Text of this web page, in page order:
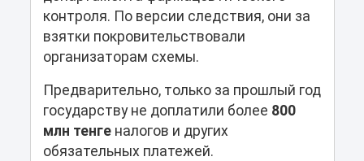
контроля. По версии следствия, они за
взятки покровительствовали
организаторам схемы.
Предварительно, только за прошлый год
государству не доплатили более 800
млн тенгеналогов и других
обязательных платежей.